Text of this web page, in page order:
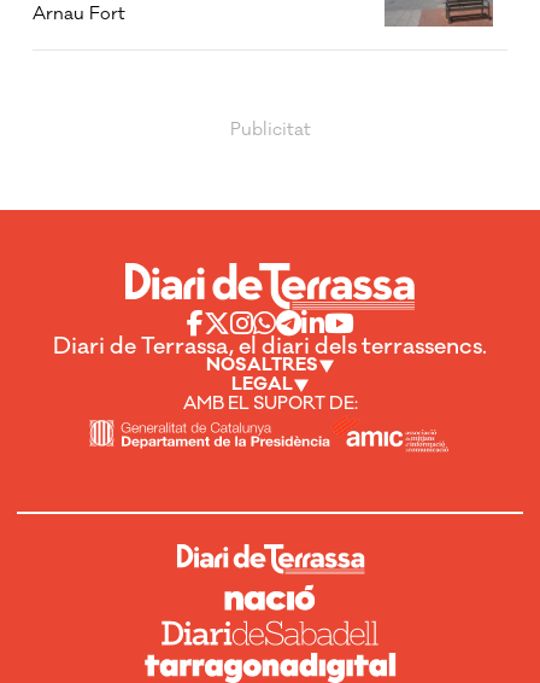
Arnau Fort
Diari de Terrassa, el diari dels terrassencs.
NOSALTRES
LEGAL
AMB EL SUPORT DE: